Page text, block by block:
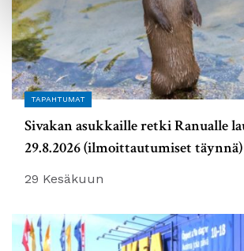
TAPAHTUMAT
Sivakan asukkaille retki Ranualle
29.8.2026 (ilmoittautumiset täynnä)
29 Kesäkuun